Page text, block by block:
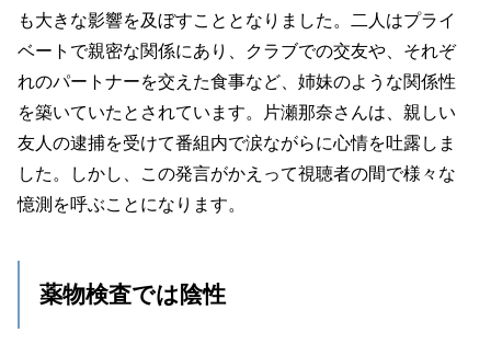
も大きな影響を及ぼすこととなりました。二人はプライ
ベートで親密な関係にあり、クラブでの交友や、それぞ
れのパートナーを交えた食事など、姉妹のような関係性
を築いていたとされています。片瀬那奈さんは、親しい
友人の逮捕を受けて番組内で涙ながらに心情を吐露しま
した。しかし、この発言がかえって視聴者の間で様々な
憶測を呼ぶことになります。
薬物検査では陰性